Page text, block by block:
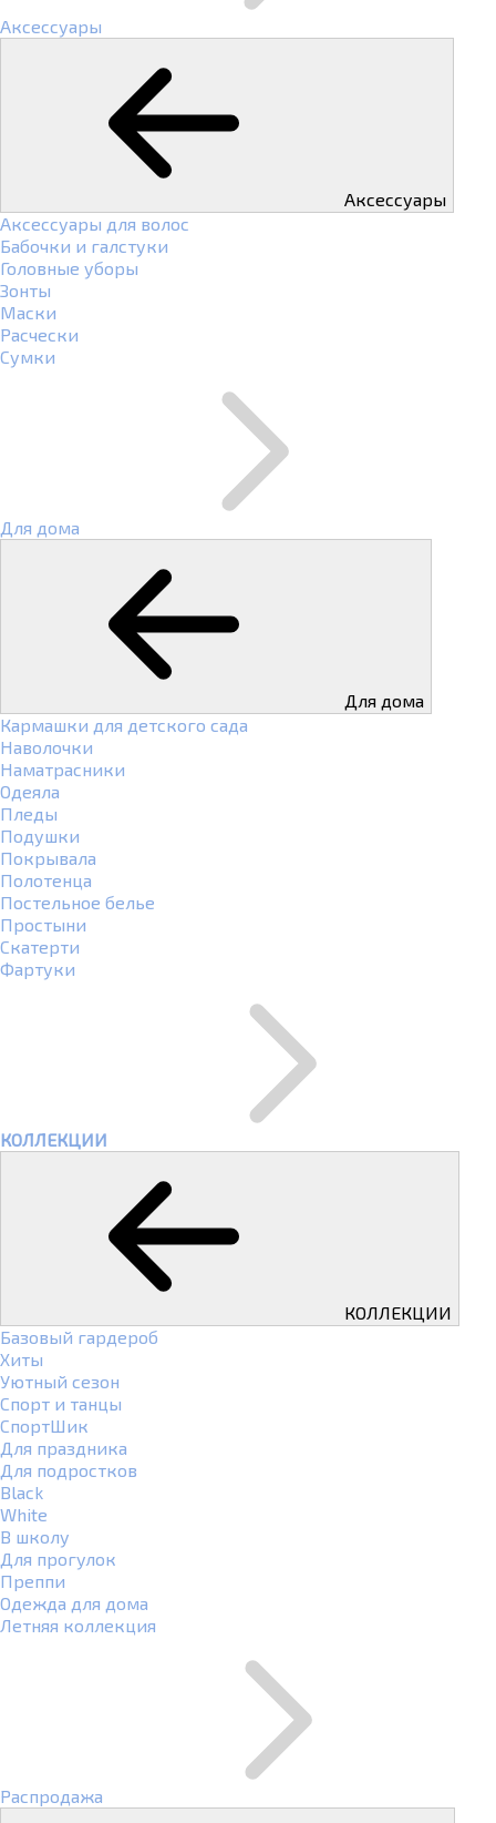
Аксессуары
Аксессуары
Аксессуары для волос
Бабочки и галстуки
Головные уборы
Зонты
Маски
Расчески
Сумки
Для дома
Для дома
Кармашки для детского сада
Наволочки
Наматрасники
Одеяла
Пледы
Подушки
Покрывала
Полотенца
Постельное белье
Простыни
Скатерти
Фартуки
КОЛЛЕКЦИИ
КОЛЛЕКЦИИ
Базовый гардероб
Хиты
Уютный сезон
Спорт и танцы
СпортШик
Для праздника
Для подростков
Black
White
В школу
Для прогулок
Преппи
Одежда для дома
Летняя коллекция
Распродажа